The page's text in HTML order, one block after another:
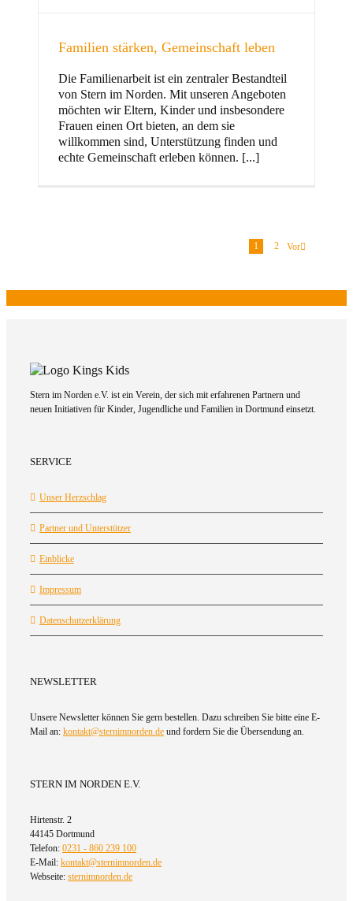
Familien stärken, Gemeinschaft leben
Die Familienarbeit ist ein zentraler Bestandteil
von Stern im Norden. Mit unseren Angeboten
möchten wir Eltern, Kinder und insbesondere
Frauen einen Ort bieten, an dem sie
willkommen sind, Unterstützung finden und
echte Gemeinschaft erleben können. [...]
1 2 Vor
Stern im Norden e.V. ist ein Verein, der sich mit erfahrenen Partnern und
neuen Initiativen für Kinder, Jugendliche und Familien in Dortmund einsetzt.
SERVICE
Unser Herzschlag
Partner und Unterstützer
Einblicke
Impressum
Datenschutzerklärung
NEWSLETTER
Unsere Newsletter können Sie gern bestellen. Dazu schreiben Sie bitte eine E-
Mail an: kontakt@sternimnorden.de und fordern Sie die Übersendung an.
STERN IM NORDEN E.V.
Hirtenstr. 2
44145 Dortmund
Telefon: 0231 - 860 239 100
E-Mail: kontakt@sternimnorden.de
Webseite: sternimnorden.de